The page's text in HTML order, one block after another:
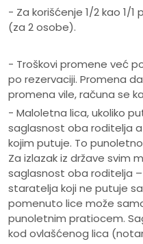
- Za korišćenje 1/2 kao 1/
(za 2 osobe).
- Troškovi promene već
po rezervaciji. Promena
promena vile, računa se
- Maloletna lica, ukoliko
saglasnost oba roditelja
kojim putuje. To
Za izlazak iz države svim
saglasnost oba roditelja
staratelja koji ne putuje
pomenuto lice može
punoletnim pratiocem.
kod ovlašćenog lica